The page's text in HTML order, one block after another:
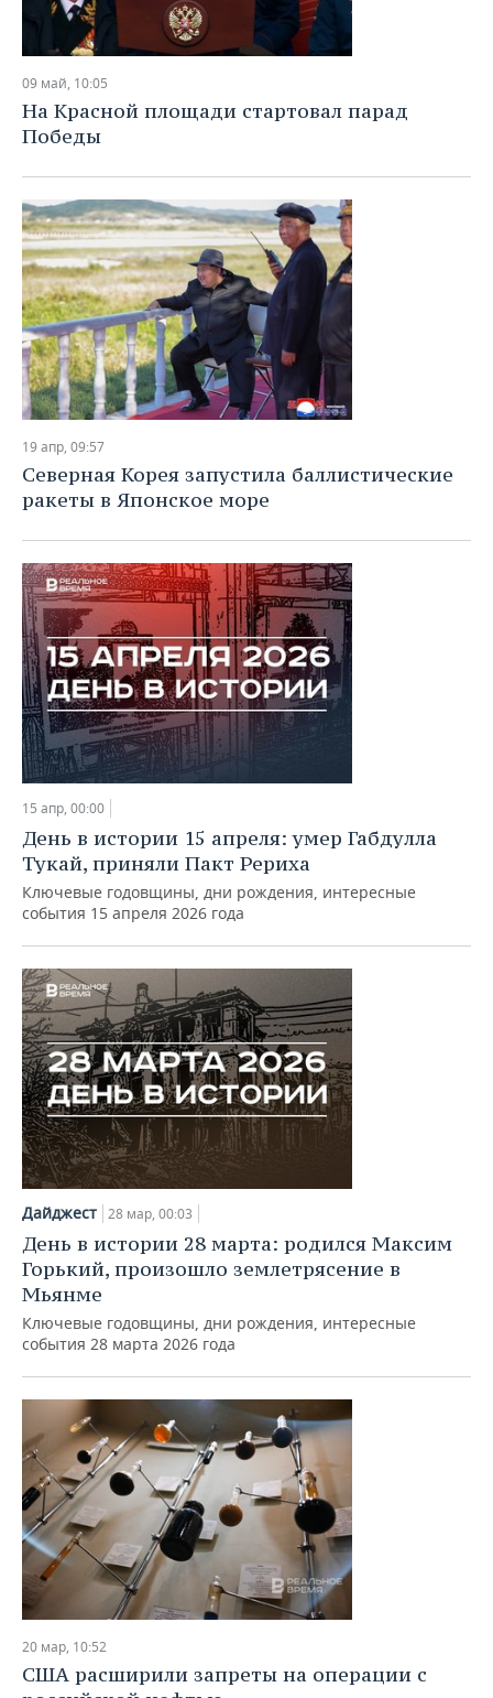
09 май, 10:05
На Красной площади стартовал парад
Победы
19 апр, 09:57
Северная Корея запустила баллистические
ракеты в Японское море
15 апр, 00:00
День в истории 15 апреля: умер Габдулла
Тукай, приняли Пакт Рериха
Ключевые годовщины, дни рождения, интересные
события 15 апреля 2026 года
Дайджест 28 мар, 00:03
День в истории 28 марта: родилcя Максим
Горький, произошло землетрясение в
Мьянме
Ключевые годовщины, дни рождения, интересные
события 28 марта 2026 года
20 мар, 10:52
США расширили запреты на операции с